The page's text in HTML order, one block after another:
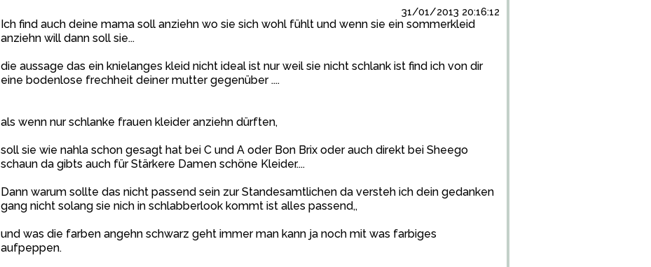
31/01/2013 20:16:12
Ich find auch deine mama soll anziehn wo sie sich wohl fühlt und wenn sie ein sommerkleid
anziehn will dann soll sie...
die aussage das ein knielanges kleid nicht ideal ist nur weil sie nicht schlank ist find ich von dir
eine bodenlose frechheit deiner mutter gegenüber ....
als wenn nur schlanke frauen kleider anziehn dürften,
soll sie wie nahla schon gesagt hat bei C und A oder Bon Brix oder auch direkt bei Sheego
schaun da gibts auch für Stärkere Damen schöne Kleider....
Dann warum sollte das nicht passend sein zur Standesamtlichen da versteh ich dein gedanken
gang nicht solang sie nich in schlabberlook kommt ist alles passend,,
und was die farben angehn schwarz geht immer man kann ja noch mit was farbiges
aufpeppen.